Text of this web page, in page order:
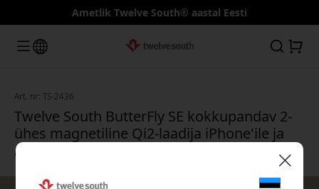
Ametlik Twelve South® aastal Eesti
Art. nr: TS-2436
Twelve South ButterFly SE kokkupandav 2-
ühes magnetiline Qi2-laadija iPhone'ile ja
Apple Watchile jalusega - Midnight plum
🎉 Sinu sooduskood: